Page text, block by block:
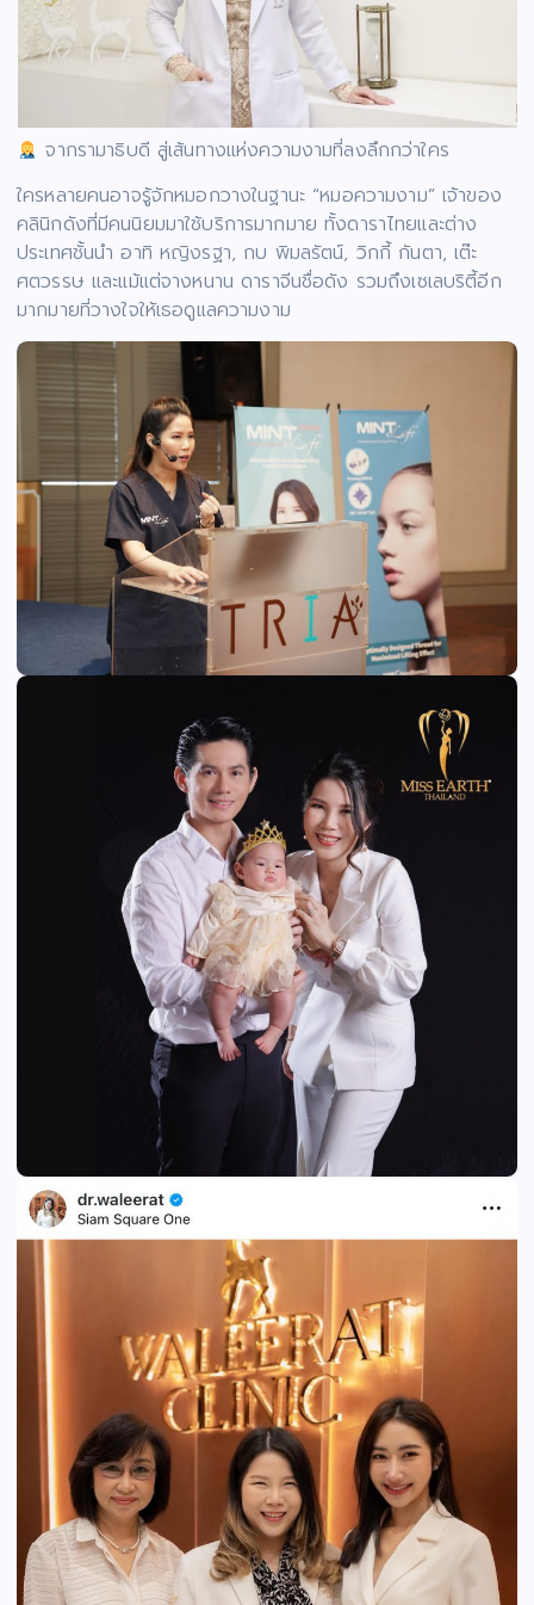
จากรามาธิบดี สู่เส้นทางแห่งความงามที่ลงลึกกว่าใคร
ใครหลายคนอาจรู้จักหมอกวางในฐานะ “หมอความงาม” เจ้าของ
คลินิกดังที่มีคนนิยมมาใช้บริการมากมาย ทั้งดาราไทยและต่าง
ประเทศชั้นนำ อาทิ หญิงรฐา, กบ พิมลรัตน์, วิกกี้ กันตา, เต๊ะ
ศตวรรษ และแม้แต่จางหนาน ดาราจีนชื่อดัง รวมถึงเซเลบริตี้อีก
มากมายที่วางใจให้เธอดูแลความงาม